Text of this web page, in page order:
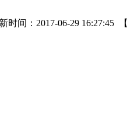
时间：2017-06-29 16:27:45 【